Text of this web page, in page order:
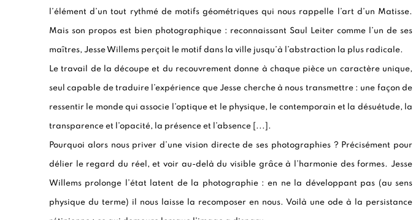
l’élément d’un tout rythmé de motifs géométriques qui nous rappelle l’art d’un Matisse.
Mais son propos est bien photographique : reconnaissant Saul Leiter comme l’un de ses
maîtres, Jesse Willems perçoit le motif dans la ville jusqu’à l’abstraction la plus radicale.
Le travail de la découpe et du recouvrement donne à chaque pièce un caractère unique,
seul capable de traduire l’expérience que Jesse cherche à nous transmettre : une façon de
ressentir le monde qui associe l’optique et le physique, le contemporain et la désuétude, la
transparence et l’opacité, la présence et l’absence [...].
Pourquoi alors nous priver d’une vision directe de ses photographies ? Précisément pour
délier le regard du réel, et voir au-delà du visible grâce à l’harmonie des formes. Jesse
Willems prolonge l’état latent de la photographie : en ne la développant pas (au sens
physique du terme) il nous laisse la recomposer en nous. Voilà une ode à la persistance